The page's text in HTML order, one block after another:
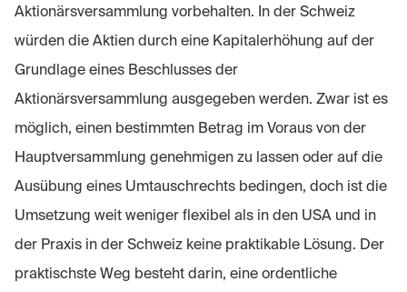
Aktionärsversammlung vorbehalten. In der Schweiz
würden die Aktien durch eine Kapitalerhöhung auf der
Grundlage eines Beschlusses der
Aktionärsversammlung ausgegeben werden. Zwar ist es
möglich, einen bestimmten Betrag im Voraus von der
Hauptversammlung genehmigen zu lassen oder auf die
Ausübung eines Umtauschrechts bedingen, doch ist die
Umsetzung weit weniger flexibel als in den USA und in
der Praxis in der Schweiz keine praktikable Lösung. Der
praktischste Weg besteht darin, eine ordentliche